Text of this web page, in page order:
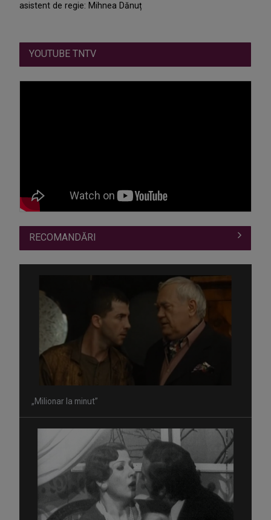
asistent de regie: Mihnea Dănuț
YOUTUBE TNTV
RECOMANDĂRI
„Milionar la minut”